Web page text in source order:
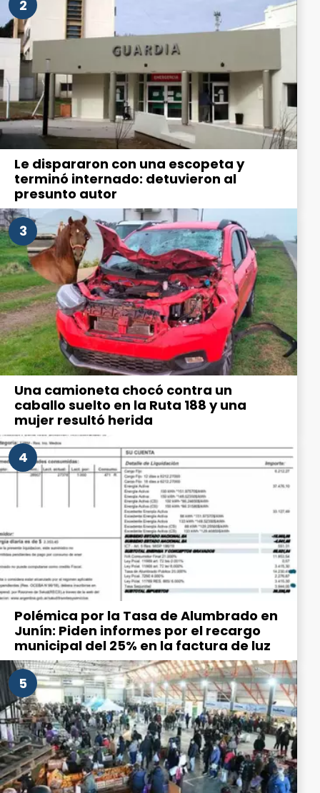
2
Le dispararon con una escopeta y
terminó internado: detuvieron al
presunto autor
3
Una camioneta chocó contra un
caballo suelto en la Ruta 188 y una
mujer resultó herida
4
Polémica por la Tasa de Alumbrado en
Junín: Piden informes por el recargo
municipal del 25% en la factura de luz
5